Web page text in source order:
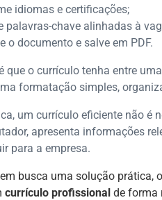
idiomas e certificações;
palavras-chave alinhadas à
o documento e salve em PDF.
que o currículo tenha entre
formatação simples,
um currículo eficiente não é
apresenta informações
para a empresa.
busca uma solução prática, o
currículo profissional de forma